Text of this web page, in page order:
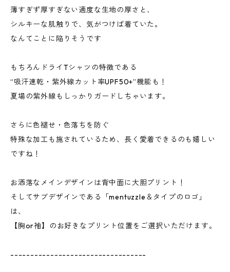
薄すぎず厚すぎない適度な生地の厚さと、
シルキーな肌触りで、気がつけば着ていた。
なんてことに陥りそうです
もちろんドライTシャツの特徴である
“吸汗速乾・紫外線カット率UPF50+”機能も！
夏場の紫外線もしっかりガードしちゃいます。
さらに色褪せ・色落ちを防ぐ
特殊な加工も施されているため、長く愛着できるのも嬉しい
ですね！
お洒落なメインデザインは背中面に大胆プリント！
そしてサブデザインである「mentuzzle＆タイプのロゴ」
は、
【胸or袖】のお好きなプリント位置をご選択いただけます。
----------------------------------